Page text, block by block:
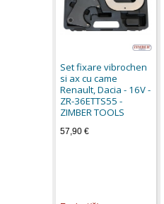
Set fixare vibrochen
si ax cu came
Renault, Dacia - 16V -
ZR-36ETTS55 -
ZIMBER TOOLS
57,90 €